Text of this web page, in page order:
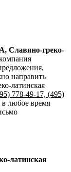
Славяно-греко-
направить
латинская
778-49-17, (495)
в любое время
латинская